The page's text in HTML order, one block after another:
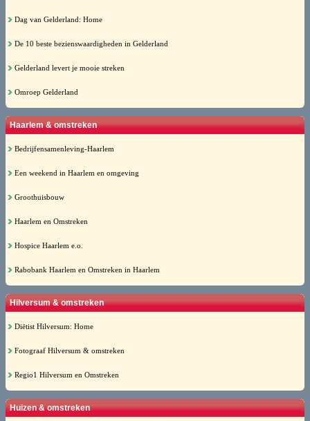
Dag van Gelderland: Home
De 10 beste bezienswaardigheden in Gelderland
Gelderland levert je mooie streken
Omroep Gelderland
Haarlem & omstreken
Bedrijfensamenleving-Haarlem
Een weekend in Haarlem en omgeving
Groothuisbouw
Haarlem en Omstreken
Hospice Haarlem e.o.
Rabobank Haarlem en Omstreken in Haarlem
Hilversum & omstreken
Diëtist Hilversum: Home
Fotograaf Hilversum & omstreken
Regio1 Hilversum en Omstreken
Huizen & omstreken